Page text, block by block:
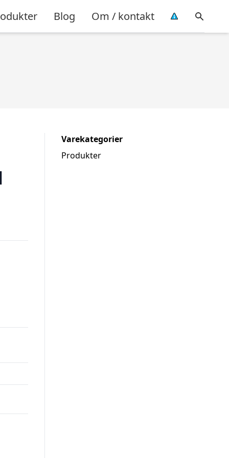
Blog Om / kontakt
Varekategorier
Produkter